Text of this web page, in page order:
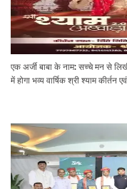
एक अर्जी बाबा के नाम: सच्चे मन से
में होगा भव्य वार्षिक श्री श्याम कीर्तन